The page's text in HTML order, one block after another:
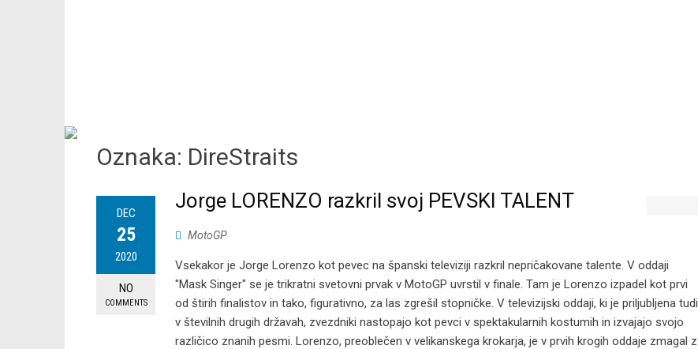
Oznaka: DireStraits
DEC
25
2020
NO
COMMENTS
Jorge LORENZO razkril svoj PEVSKI TALENT
MotoGP
Vsekakor je Jorge Lorenzo kot pevec na španski televiziji razkril nepričakovane talente. V oddaji
"Mask Singer" se je trikratni svetovni prvak v MotoGP uvrstil v finale. Tam je Lorenzo izpadel kot prvi
od štirih finalistov in tako, figurativno, za las zgrešil stopničke. V televizijski oddaji, ki je priljubljena tudi
v številnih drugih državah, zvezdniki nastopajo kot pevci v spektakularnih kostumih in izvajajo svojo
različico znanih pesmi. Lorenzo, preoblečen v velikanskega krokarja, je v prvih krogih oddaje zmagal z